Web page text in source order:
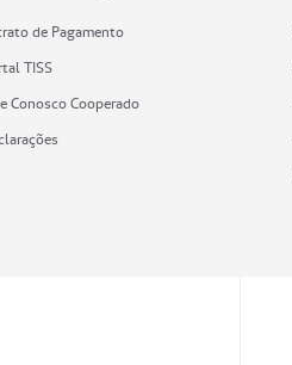
de Pagamento
TISS
Conosco Cooperado